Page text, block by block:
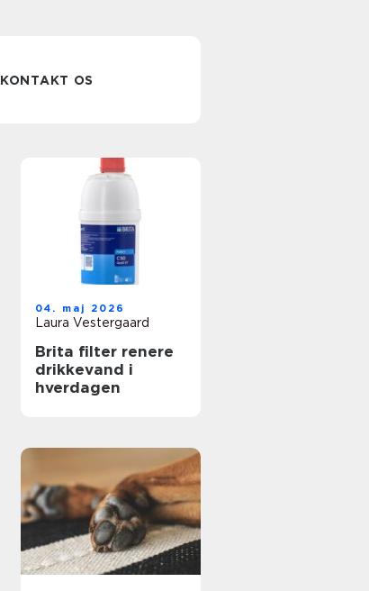
KONTAKT OS
04. maj 2026
Laura Vestergaard
Brita filter renere
drikkevand i
hverdagen